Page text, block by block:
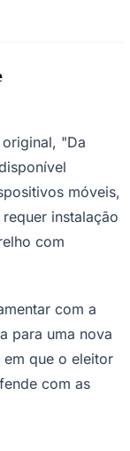
"Da
móveis,
instalação
com
com a
para uma nova
que o eleitor
com as